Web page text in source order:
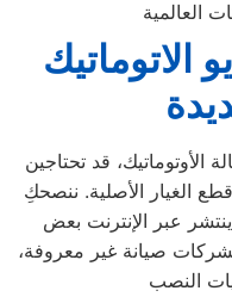
العالمية
الاتوماتيك
قد تحتاجين
الغيار الأصلية. ننصحكِ
ينتشر عبر الإنترنت بعض
لشركات صيانة غير معروفة،